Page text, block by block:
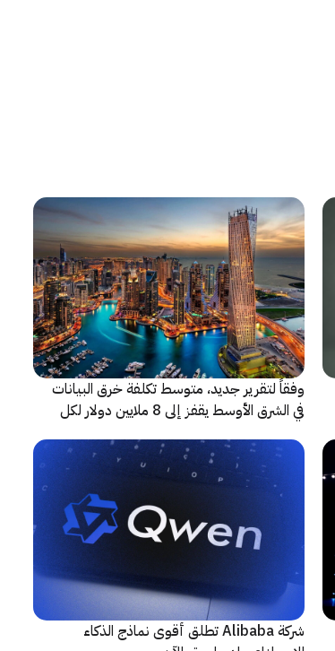
وفقاً لتقرير جديد، متوسط تكلفة خرق البيانات
في الشرق الأوسط يقفز إلى 8 ملايين دولار لكل
شركة Alibaba تطلق أقوى نماذج الذكاء